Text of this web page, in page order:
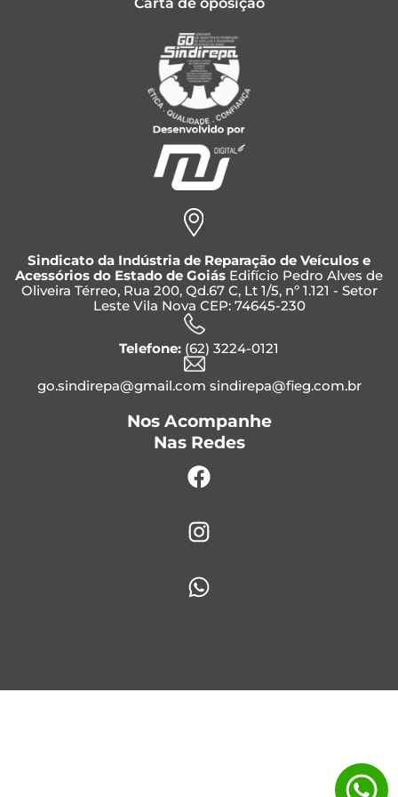
Sindicato da Indústria de Reparação de Veículos e
Acessórios do Estado de Goiás Edifício Pedro Alves de
Oliveira Térreo, Rua 200, Qd.67 C, Lt 1/5, nº 1.121 - Setor
Leste Vila Nova CEP: 74645-230
Telefone: (62) 3224-0121
go.sindirepa@gmail.com sindirepa@fieg.com.br
Nos Acompanhe
Nas Redes
Facebook
Instagram
Whatsapp